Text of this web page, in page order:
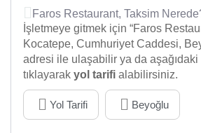
Faros Restaurant, Taksim
İşletmeye gitmek için “Faros
Kocatepe, Cumhuriyet Caddesi,
adresi ile ulaşabilir ya da
tıklayarak yol tarifi alabilirsiniz.
Yol Tarifi Beyoğlu